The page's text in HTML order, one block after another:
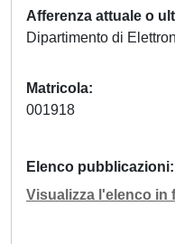
Afferenza attuale o
Dipartimento di
Matricola
001918
Elenco pubblicazioni
Visualizza l'elenco in